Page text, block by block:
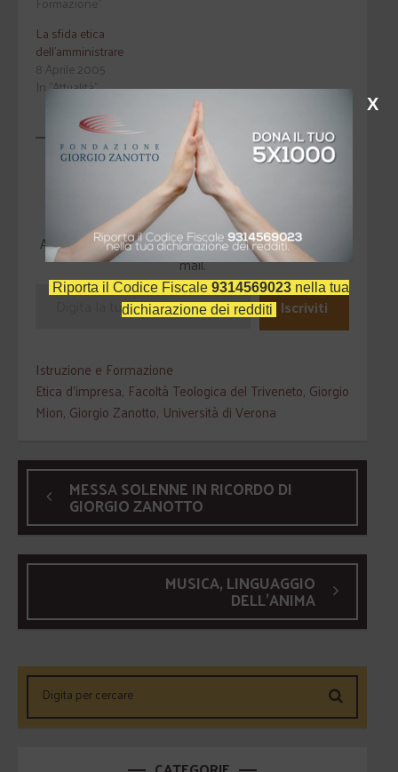
La sfida etica
dell'amministrare
8 Aprile 2005
In "Attualità"
Scopri di più da Fondazione Giorgio
Zanotto
Abbonati per ricevere gli ultimi articoli inviati alla tua e-
mail.
Iscriviti
Istruzione e Formazione
Etica d'impresa, Facoltà Teologica del Triveneto, Giorgio
Mion, Giorgio Zanotto, Università di Verona
MESSA SOLENNE IN RICORDO DI
GIORGIO ZANOTTO
MUSICA, LINGUAGGIO
DELL’ANIMA
Riporta il Codice Fiscale 9314569023 nella tua
dichiarazione dei redditi
X